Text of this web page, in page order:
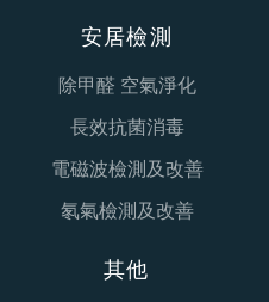
安居檢測
除甲醛 空氣淨化
長效抗菌消毒
電磁波檢測及改善
氡氣檢測及改善
其他